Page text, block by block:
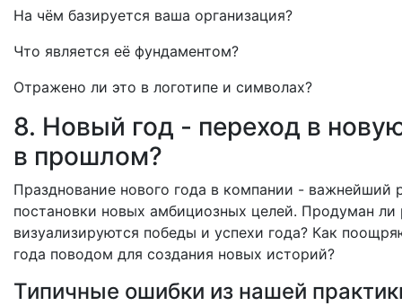
На чём базируется ваша организация?
Что является её фундаментом?
Отражено ли это в логотипе и символах?
8. Новый год - переход в
в прошлом?
Празднование нового года в компании - важнейший
постановки новых амбициозных целей. Продуман ли
визуализируются победы и успехи года? Как
года поводом для создания новых историй?
Типичные ошибки из нашей